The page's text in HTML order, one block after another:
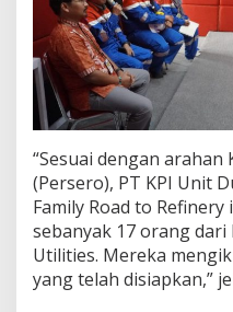
n
g
g
d
n
K
e
s
e
l
a
“Sesuai dengan
(Persero), PT KPI Unit
Family Road to
sebanyak 17 orang
Utilities. Mereka
yang telah disiapkan,”